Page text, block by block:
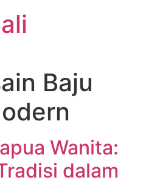
Baju
Wanita:
dalam